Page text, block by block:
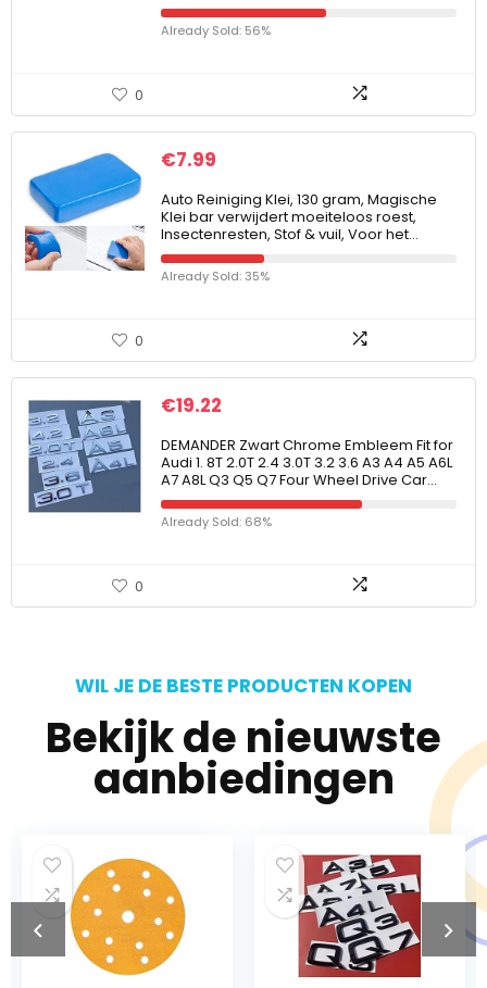
Already Sold: 56%
0
€7.99
Auto Reiniging Klei, 130 gram, Magische
Klei bar verwijdert moeiteloos roest,
Insectenresten, Stof & vuil, Voor het…
Already Sold: 35%
0
€19.22
DEMANDER Zwart Chrome Embleem Fit for
Audi 1. 8T 2.0T 2.4 3.0T 3.2 3.6 A3 A4 A5 A6L
A7 A8L Q3 Q5 Q7 Four Wheel Drive Car…
Already Sold: 68%
0
WIL JE DE BESTE PRODUCTEN KOPEN
Bekijk de nieuwste
aanbiedingen